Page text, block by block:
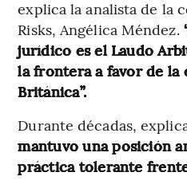
explica la analista de la
Risks, Angélica Méndez.
jurídico es el Laudo
la frontera a favor de la
Británica”.
Durante décadas,
mantuvo una posición
práctica tolerante